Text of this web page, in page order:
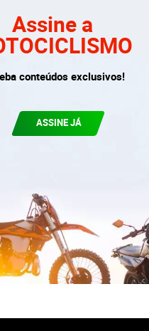
Assine a
conteúdos exclusivos!
ASSINE JÁ